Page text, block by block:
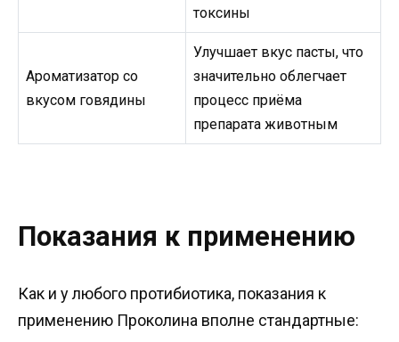
токсины
Ароматизатор со
вкусом говядины
Улучшает вкус пасты, что
значительно облегчает
процесс приёма
препарата животным
Показания к применению
Как и у любого протибиотика, показания к
применению Проколина вполне стандартные: